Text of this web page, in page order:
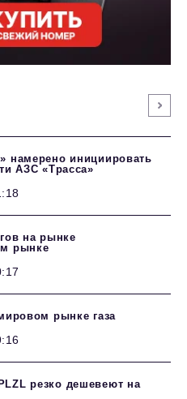
намерено инициировать
АЗС «Трасса»
на рынке
рынке
рынке газа
резко дешевеют на